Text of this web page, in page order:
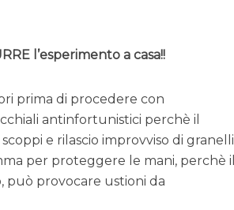
l’esperimento a casa!!
prima di procedere con
antinfortunistici perchè il
e rilascio improvviso di granelli
per proteggere le mani, perchè il
può provocare ustioni da